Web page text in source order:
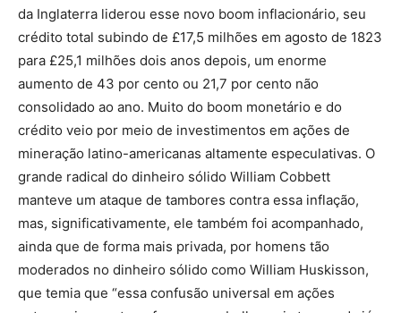
da Inglaterra liderou esse novo boom inflacionário, seu
crédito total subindo de £17,5 milhões em agosto de 1823
para £25,1 milhões dois anos depois, um enorme
aumento de 43 por cento ou 21,7 por cento não
consolidado ao ano. Muito do boom monetário e do
crédito veio por meio de investimentos em ações de
mineração latino-americanas altamente especulativas. O
grande radical do dinheiro sólido William Cobbett
manteve um ataque de tambores contra essa inflação,
mas, significativamente, ele também foi acompanhado,
ainda que de forma mais privada, por homens tão
moderados no dinheiro sólido como William Huskisson,
que temia que “essa confusão universal em ações